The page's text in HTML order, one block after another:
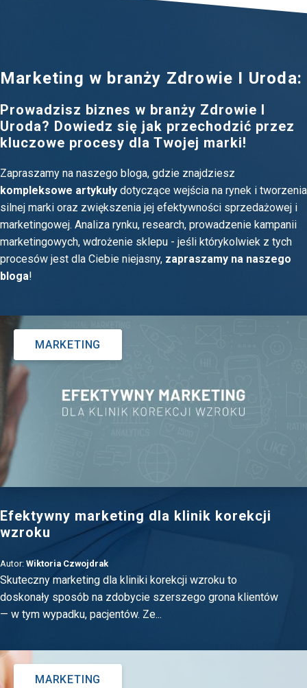
Marketing w branży Zdrowie I Uroda:
Prowadzisz biznes w branży Zdrowie I
Uroda? Dowiedz się jak przechodzić przez
kluczowe procesy dla Twojej marki!
Zapraszamy na naszego bloga, gdzie znajdziesz
kompleksowe artykuły dotyczące wejścia na rynek i tworzenia
silnej marki oraz zwiększenia jej efektywności sprzedażowej i
marketingowej. Analiza rynku, research, prowadzenie kampanii
marketingowych, wdrożenie sklepu - jeśli którykolwiek z tych
procesów jest dla Ciebie niejasny, zapraszamy na naszego
bloga!
MARKETING
Efektywny marketing dla klinik korekcji
wzroku
Autor: Wiktoria Czwojdrak
Skuteczny marketing dla kliniki korekcji wzroku to
doskonały sposób na zdobycie szerszego grona klientów
— w tym wypadku, pacjentów. Ze...
MARKETING